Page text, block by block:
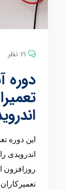
21 نظر
دوره
این دوره
اندرویدی
روزافزون